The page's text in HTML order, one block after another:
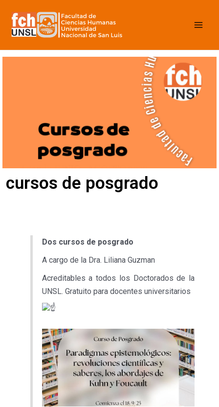
contenido
cursos de posgrado
Dos cursos de posgrado
A cargo de la Dra. Liliana Guzman
Acreditables a todos los Doctorados de la
UNSL. Gratuito para docentes universitarios